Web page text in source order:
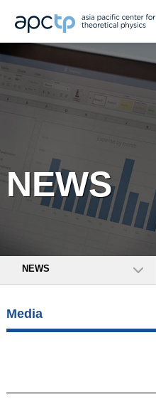
NEWS
NEWS
Media